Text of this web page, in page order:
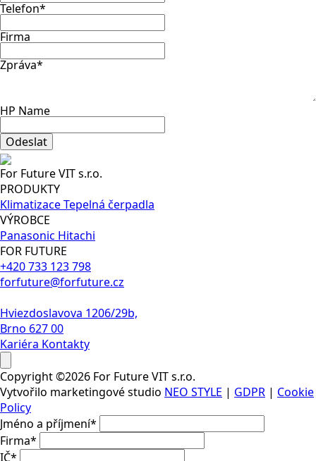
Telefon*
Firma
Zpráva*
HP Name
Odeslat
For Future VIT s.r.o.
PRODUKTY
KlimatizaceTepelná čerpadla
VÝROBCE
Panasonic Hitachi
FOR FUTURE
+420 733 123 798
forfuture@forfuture.cz
Hviezdoslavova 1206/29b,
Brno 627 00
Kariéra Kontakty
Copyright ©2026 For Future VIT s.r.o.
Vytvořilo marketingové studio NEO STYLE | GDPR | Cookie
Policy
Jméno a příjmení*
Firma*
IČ*